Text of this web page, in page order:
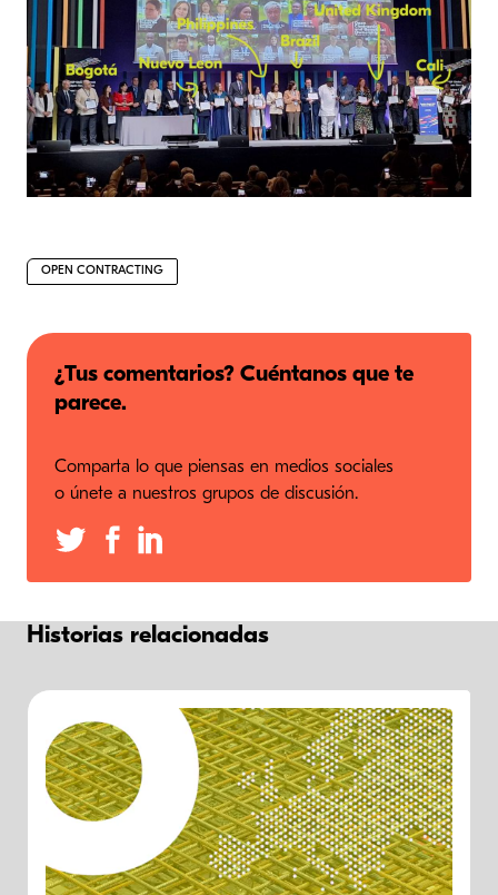
OPEN CONTRACTING
¿Tus comentarios? Cuéntanos que te
parece.
Comparta lo que piensas en medios sociales
o únete a nuestros grupos de discusión.
Historias relacionadas